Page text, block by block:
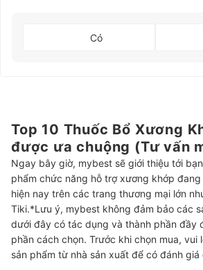
Có
Top 10 Thuốc Bổ Xương
được ưa chuộng (Tư vấn
Ngay bây giờ, mybest sẽ giới thiệu tới
phẩm chức năng hỗ trợ xương khớp
hiện nay trên các trang thương mại lớn
Tiki.*Lưu ý, mybest không đảm bảo các
dưới đây có tác dụng và thành phần đầy
phần cách chọn. Trước khi chọn mua, vui
sản phẩm từ nhà sản xuất để có đánh giá